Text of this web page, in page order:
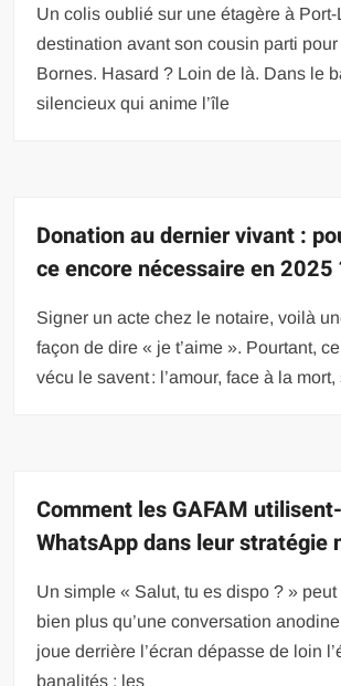
Un colis oublié sur une étagère à
destination avant son cousin parti pour
Bornes. Hasard ? Loin de là. Dans le
silencieux qui anime l’île
Donation au dernier vivant :
ce encore nécessaire en 2025
Signer un acte chez le notaire, voilà
façon de dire « je t’aime ». Pourtant,
vécu le savent : l’amour, face à la mort,
Comment les GAFAM
WhatsApp dans leur stratégie
Un simple « Salut, tu es dispo ? »
bien plus qu’une conversation
joue derrière l’écran dépasse de loin
banalités : les